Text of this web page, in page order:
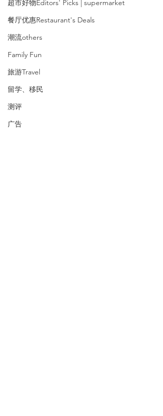
超市好物Editors' Picks | supermarket
餐厅优惠Restaurant's Deals
潮流others
Family Fun
旅游Travel
留学、移民
测评
广告